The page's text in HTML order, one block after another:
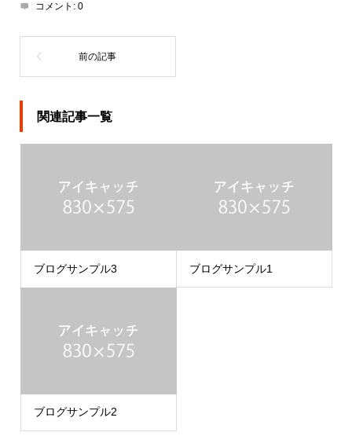
コメント: 0
関連記事一覧
ブログサンプル3 ブログサンプル1
ブログサンプル2